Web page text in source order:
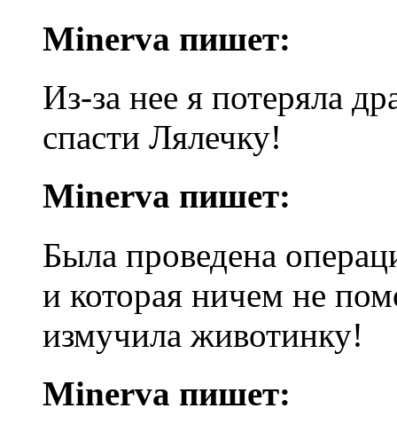
Minerva пишет:
Из-за нее я потеряла
спасти Лялечку!
Minerva пишет:
Была проведена
и которая ничем не
измучила животинку!
Minerva пишет: